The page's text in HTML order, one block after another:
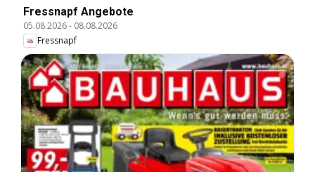
Fressnapf Angebote
05.08.2026- 08.08.2026
Fressnapf